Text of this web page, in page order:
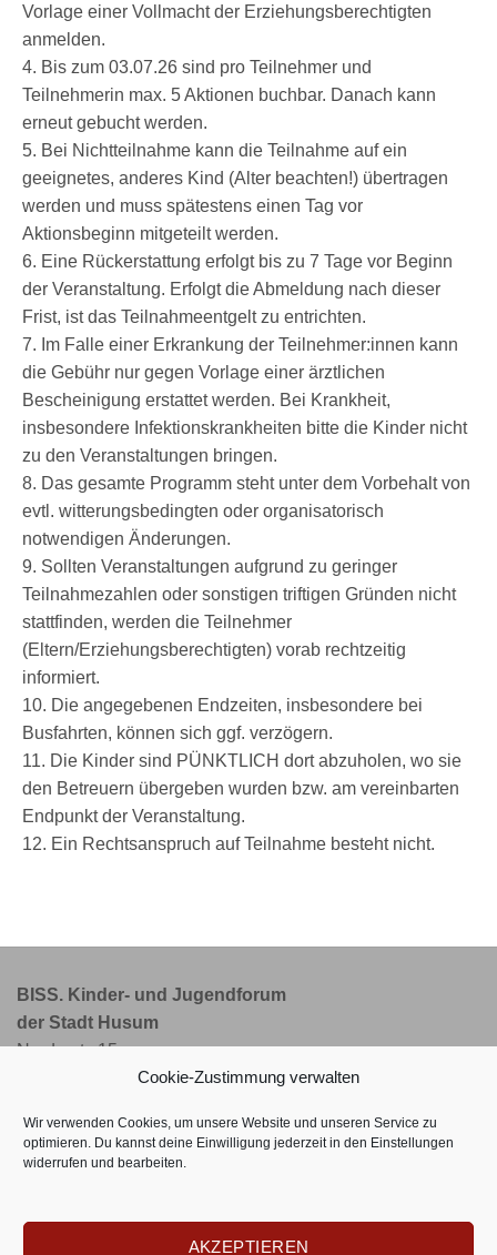
Cookie-Zustimmung verwalten
Wir verwenden Cookies, um unsere Website und unseren Service zu
optimieren. Du kannst deine Einwilligung jederzeit in den Einstellungen
widerrufen und bearbeiten.
AKZEPTIEREN
Vorlage einer Vollmacht der Erziehungsberechtigten
anmelden.
4. Bis zum 03.07.26 sind pro Teilnehmer und
Teilnehmerin max. 5 Aktionen buchbar. Danach kann
erneut gebucht werden.
5. Bei Nichtteilnahme kann die Teilnahme auf ein
geeignetes, anderes Kind (Alter beachten!) übertragen
werden und muss spätestens einen Tag vor
Aktionsbeginn mitgeteilt werden.
6. Eine Rückerstattung erfolgt bis zu 7 Tage vor Beginn
der Veranstaltung. Erfolgt die Abmeldung nach dieser
Frist, ist das Teilnahmeentgelt zu entrichten.
7. Im Falle einer Erkrankung der Teilnehmer:innen kann
die Gebühr nur gegen Vorlage einer ärztlichen
Bescheinigung erstattet werden. Bei Krankheit,
insbesondere Infektionskrankheiten bitte die Kinder nicht
zu den Veranstaltungen bringen.
8. Das gesamte Programm steht unter dem Vorbehalt von
evtl. witterungsbedingten oder organisatorisch
notwendigen Änderungen.
9. Sollten Veranstaltungen aufgrund zu geringer
Teilnahmezahlen oder sonstigen triftigen Gründen nicht
stattfinden, werden die Teilnehmer
(Eltern/Erziehungsberechtigten) vorab rechtzeitig
informiert.
10. Die angegebenen Endzeiten, insbesondere bei
Busfahrten, können sich ggf. verzögern.
11. Die Kinder sind PÜNKTLICH dort abzuholen, wo sie
den Betreuern übergeben wurden bzw. am vereinbarten
Endpunkt der Veranstaltung.
12. Ein Rechtsanspruch auf Teilnahme besteht nicht.
BISS. Kinder- und Jugendforum
der Stadt Husum
Norderstr. 15
Telefon: 0 48 41 - 80 00 08